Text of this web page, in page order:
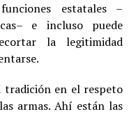
estatales –
e incluso puede
la legitimidad
tradición en el respeto
armas. Ahí están las